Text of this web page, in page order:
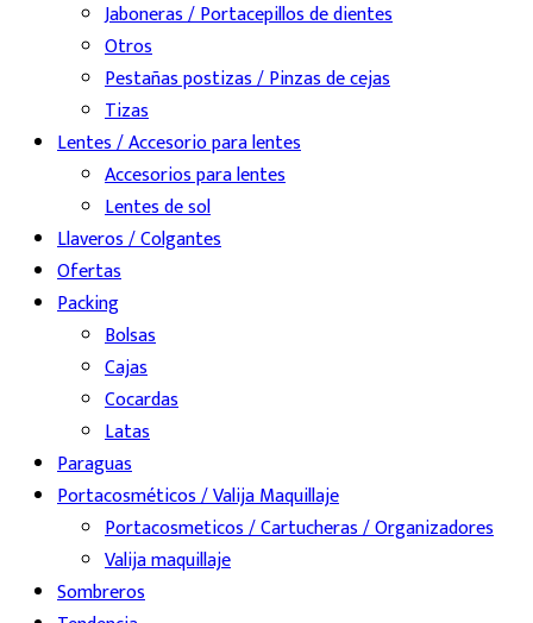
Jaboneras / Portacepillos de dientes
Otros
Pestañas postizas / Pinzas de cejas
Tizas
Lentes / Accesorio para lentes
Accesorios para lentes
Lentes de sol
Llaveros / Colgantes
Ofertas
Packing
Bolsas
Cajas
Cocardas
Latas
Paraguas
Portacosméticos / Valija Maquillaje
Portacosmeticos / Cartucheras / Organizadores
Valija maquillaje
Sombreros